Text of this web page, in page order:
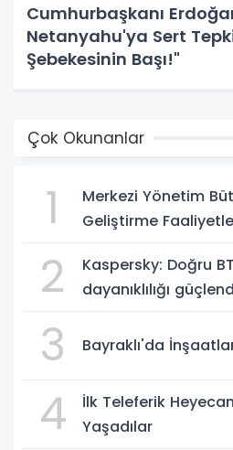
Cumhurbaşkanı
Netanyahu'ya Sert
Şebekesinin Başı!"
Çok Okunanlar
1
Merkezi Yönetim
Geliştirme
2
Kaspersky: Doğru
dayanıklılığı
3 Bayraklı'da
4
İlk Teleferik
Yaşadılar